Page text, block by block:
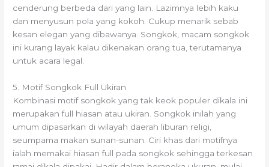
cenderung berbeda dari yang lain. Lazimnya lebih kaku
dan menyusun pola yang kokoh. Cukup menarik sebab
kesan elegan yang dibawanya. Songkok, macam songkok
ini kurang layak kalau dikenakan orang tua, terutamanya
untuk acara legal.
5. Motif Songkok Full Ukiran
Kombinasi motif songkok yang tak keok populer dikala ini
merupakan full hiasan atau ukiran. Songkok inilah yang
umum dipasarkan di wilayah daerah liburan religi,
seumpama makan sunan-sunan. Ciri khas dari motifnya
ialah memakai hiasan full pada songkok sehingga terkesan